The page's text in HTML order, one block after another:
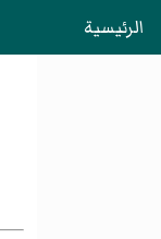
الرئيسية